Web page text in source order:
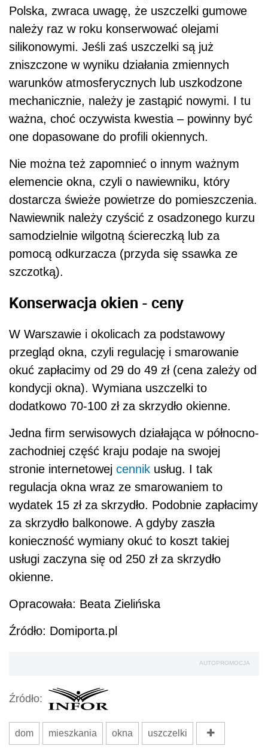
Polska, zwraca uwagę, że uszczelki gumowe
należy raz w roku konserwować olejami
silikonowymi. Jeśli zaś uszczelki są już
zniszczone w wyniku działania zmiennych
warunków atmosferycznych lub uszkodzone
mechanicznie, należy je zastąpić nowymi. I tu
ważna, choć oczywista kwestia – powinny być
one dopasowane do profili okiennych.
Nie można też zapomnieć o innym ważnym
elemencie okna, czyli o nawiewniku, który
dostarcza świeże powietrze do pomieszczenia.
Nawiewnik należy czyścić z osadzonego kurzu
samodzielnie wilgotną ściereczką lub za
pomocą odkurzacza (przyda się ssawka ze
szczotką).
Konserwacja okien - ceny
W Warszawie i okolicach za podstawowy
przegląd okna, czyli regulację i smarowanie
okuć zapłacimy od 29 do 49 zł (cena zależy od
kondycji okna). Wymiana uszczelki to
dodatkowo 70-100 zł za skrzydło okienne.
Jedna firm serwisowych działająca w północno-
zachodniej część kraju podaje na swojej
stronie internetowej cennik usług. I tak
regulacja okna wraz ze smarowaniem to
wydatek 15 zł za skrzydło. Podobnie zapłacimy
za skrzydło balkonowe. A gdyby zaszła
konieczność wymiany okuć to koszt takiej
usługi zaczyna się od 250 zł za skrzydło
okienne.
Opracowała: Beata Zielińska
Źródło: Domiporta.pl
AUTOPROMOCJA
Źródło:
dom mieszkania okna uszczelki